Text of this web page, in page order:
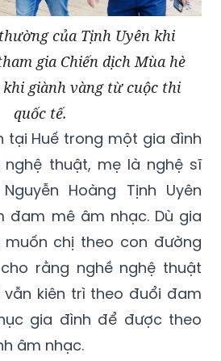
của Tịnh Uyên khi
gia Chiến dịch Mùa hè
khi giành vàng từ cuộc thi
quốc tế.
tại Huế trong một gia đình
thuật, mẹ là nghệ sĩ
Hoàng Tịnh Uyên
đam mê âm nhạc. Dù gia
chị theo con đường
rằng nghề nghệ thuật
vẫn kiên trì theo đuổi đam
gia đình để được theo
âm nhạc.